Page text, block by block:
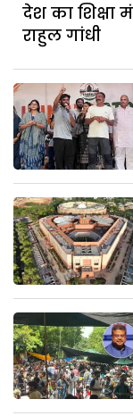
देश का शिक्षा
राहुल गांधी